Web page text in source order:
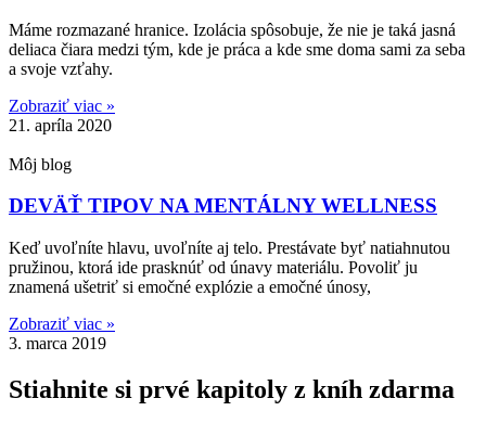
Máme rozmazané hranice. Izolácia spôsobuje, že nie je taká jasná
deliaca čiara medzi tým, kde je práca a kde sme doma sami za seba
a svoje vzťahy.
Zobraziť viac »
21. apríla 2020
Môj blog
DEVÄŤ TIPOV NA MENTÁLNY WELLNESS
Keď uvoľníte hlavu, uvoľníte aj telo. Prestávate byť natiahnutou
pružinou, ktorá ide prasknúť od únavy materiálu. Povoliť ju
znamená ušetriť si emočné explózie a emočné únosy,
Zobraziť viac »
3. marca 2019
Stiahnite si prvé kapitoly z kníh zdarma